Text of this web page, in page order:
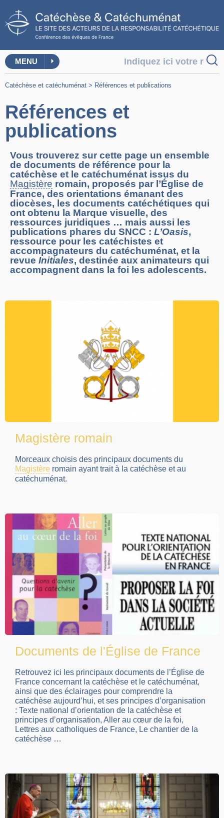
MENU
Catéchèse et catéchuménat > Références et publications
Références et
publications
Vous trouverez sur cette page un ensemble
de documents de référence pour la
catéchèse et le catéchuménat issus du
Magistère romain, proposés par l’Église de
France, des orientations émanant des
diocèses, les documents catéchétiques qui
ont obtenu la Marque visuelle, des
ressources juridiques … mais aussi les
publications phares du SNCC : L’Oasis,
ressource pour les catéchistes et
accompagnateurs du catéchuménat, et la
revue Initiales, destinée aux animateurs qui
accompagnent dans la foi les adolescents.
Magistère romain
Morceaux choisis des principaux documents du
Magistère romain ayant trait à la catéchèse et au
catéchuménat.
Documents de l'Église de France
Retrouvez ici les principaux documents de l’Église de
France concernant la catéchèse et le catéchuménat,
ainsi que des éclairages pour comprendre la
catéchèse aujourd’hui, et ses principes d’organisation
: Texte national d’orientation de la catéchèse et
principes d’organisation, Aller au cœur de la foi,
Lettres aux catholiques de France, Le chantier de la
catéchèse …